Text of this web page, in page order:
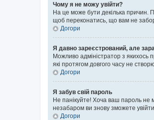
Чому я не можу увійти?
На це може бути декілька причин.
щоб переконатись, що вам не
Догори
Я давно зареєстрований, але
Можливо адміністратор з якихось
які протягом довгого часу не
Догори
Я забув свій пароль
Не панікуйте! Хоча ваш пароль не
незабаром ви знову зможете
Догори